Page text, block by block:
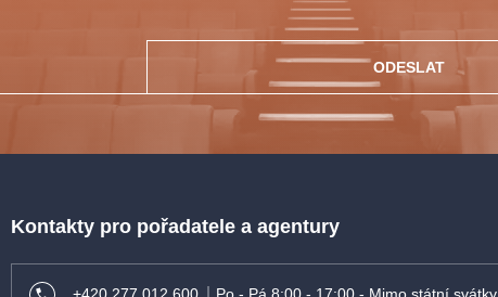
ODESLAT
Kontakty pro pořadatele a agentury